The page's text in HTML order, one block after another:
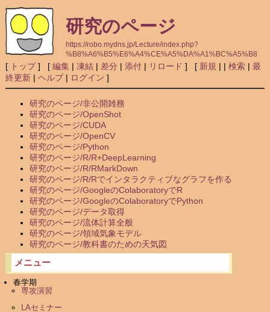
研究のページ
https://robo.mydns.jp/Lecture/index.php?
%B8%A6%B5%E6%A4%CE%A5%DA%A1%BC%A5%B8
[ トップ] [ 編集| 凍結 | 差分 | 添付| リロード ] [ 新規 | | 検索| 最
終更新| ヘルプ| ログイン ]
メニュー
春学期
専攻演習
LAセミナー
研究のページ/非公開雑務
研究のページ/OpenShot
研究のページ/CUDA
研究のページ/OpenCV
研究のページ/Python
研究のページ/R/R+DeepLearning
研究のページ/R/RMarkDown
研究のページ/R/Rでインタラクティブなグラフを作る
研究のページ/GoogleのColaboratoryでR
研究のページ/GoogleのColaboratoryでPython
研究のページ/データ取得
研究のページ/流体計算全般
研究のページ/領域気象モデル
研究のページ/教科書のための天気図